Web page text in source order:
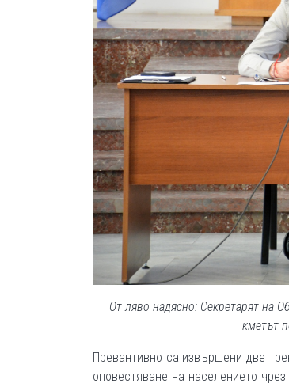
От ляво надясно: Секретарят на
кметът
Превантивно са извършени две
оповестяване на населението